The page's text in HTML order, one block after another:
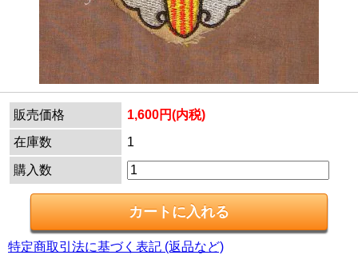
販売価格
1,600円(内税)
在庫数
1
購入数
特定商取引法に基づく表記 (返品など)